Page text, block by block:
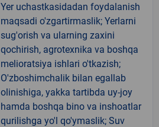
Yer uchastkasidadan foydalanish
maqsadi o'zgartirmaslik; Yerlarni
sug'orish va ularning zaxini
qochirish, agrotexnika va boshqa
melioratsiya ishlari o'tkazish;
O'zboshimchalik bilan egallab
olinishiga, yakka tartibda uy-joy
hamda boshqa bino va inshoatlar
qurilishga yo'l qo'ymaslik; Suv